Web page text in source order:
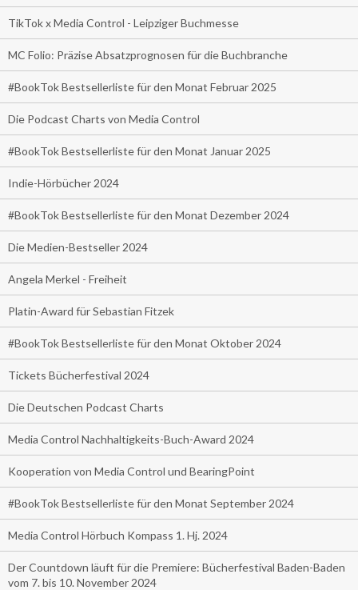
TikTok x Media Control - Leipziger Buchmesse
MC Folio: Präzise Absatzprognosen für die Buchbranche
#BookTok Bestsellerliste für den Monat Februar 2025
Die Podcast Charts von Media Control
#BookTok Bestsellerliste für den Monat Januar 2025
Indie-Hörbücher 2024
#BookTok Bestsellerliste für den Monat Dezember 2024
Die Medien-Bestseller 2024
Angela Merkel - Freiheit
Platin-Award für Sebastian Fitzek
#BookTok Bestsellerliste für den Monat Oktober 2024
Tickets Bücherfestival 2024
Die Deutschen Podcast Charts
Media Control Nachhaltigkeits-Buch-Award 2024
Kooperation von Media Control und BearingPoint
#BookTok Bestsellerliste für den Monat September 2024
Media Control Hörbuch Kompass 1. Hj. 2024
Der Countdown läuft für die Premiere: Bücherfestival Baden-Baden
vom 7. bis 10. November 2024